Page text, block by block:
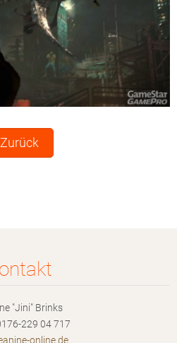
Zurück
"Jini" Brinks
229 04 717
nine-onl ine.de